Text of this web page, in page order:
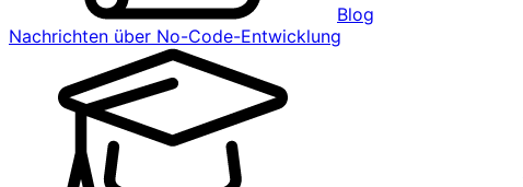
Blog
Nachrichten über No-Code-Entwicklung